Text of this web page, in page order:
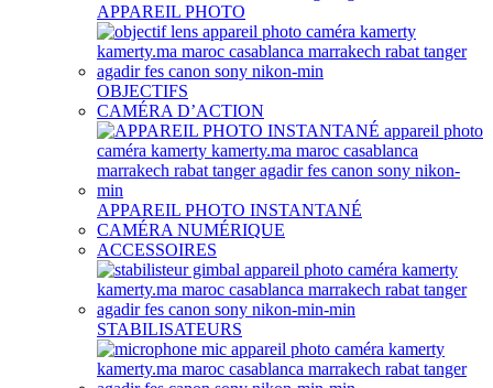
APPAREIL PHOTO
OBJECTIFS
CAMÉRA D’ACTION
APPAREIL PHOTO INSTANTANÉ
CAMÉRA NUMÉRIQUE
ACCESSOIRES
STABILISATEURS